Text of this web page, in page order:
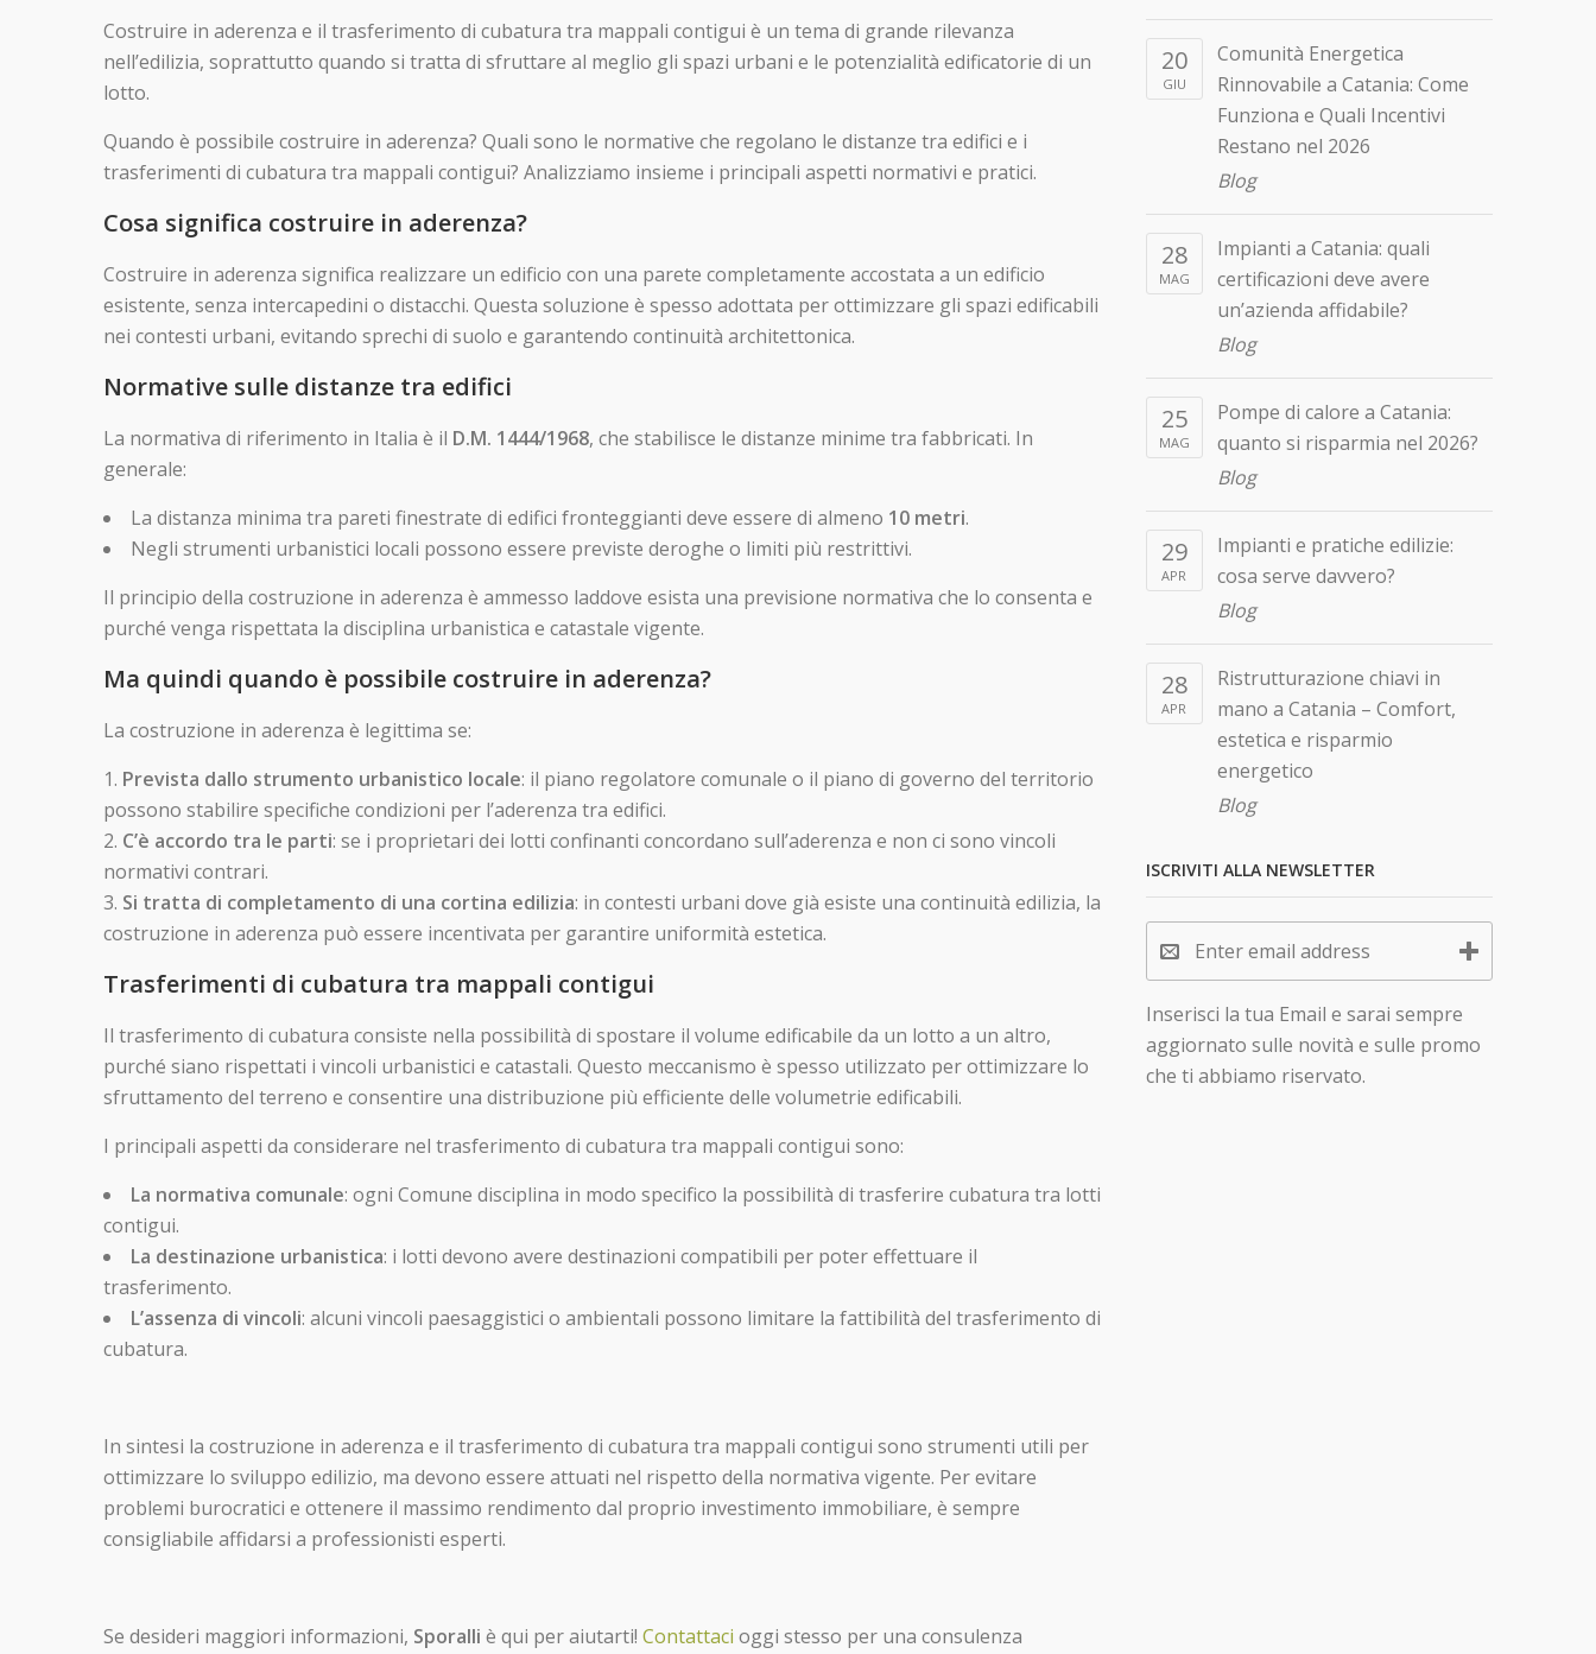
Costruire in aderenza e il trasferimento di cubatura tra mappali contigui è un tema di grande rilevanza
nell’edilizia, soprattutto quando si tratta di sfruttare al meglio gli spazi urbani e le potenzialità edificatorie di un
lotto.
Quando è possibile costruire in aderenza? Quali sono le normative che regolano le distanze tra edifici e i
trasferimenti di cubatura tra mappali contigui? Analizziamo insieme i principali aspetti normativi e pratici.
Cosa significa costruire in aderenza?
Costruire in aderenza significa realizzare un edificio con una parete completamente accostata a un edificio
esistente, senza intercapedini o distacchi. Questa soluzione è spesso adottata per ottimizzare gli spazi edificabili
nei contesti urbani, evitando sprechi di suolo e garantendo continuità architettonica.
Normative sulle distanze tra edifici
La normativa di riferimento in Italia è il D.M. 1444/1968, che stabilisce le distanze minime tra fabbricati. In
generale:
La distanza minima tra pareti finestrate di edifici fronteggianti deve essere di almeno 10 metri.
Negli strumenti urbanistici locali possono essere previste deroghe o limiti più restrittivi.
Il principio della costruzione in aderenza è ammesso laddove esista una previsione normativa che lo consenta e
purché venga rispettata la disciplina urbanistica e catastale vigente.
Ma quindi quando è possibile costruire in aderenza?
La costruzione in aderenza è legittima se:
Prevista dallo strumento urbanistico locale: il piano regolatore comunale o il piano di governo del territorio
possono stabilire specifiche condizioni per l’aderenza tra edifici.
C’è accordo tra le parti: se i proprietari dei lotti confinanti concordano sull’aderenza e non ci sono vincoli
normativi contrari.
Si tratta di completamento di una cortina edilizia: in contesti urbani dove già esiste una continuità edilizia, la
costruzione in aderenza può essere incentivata per garantire uniformità estetica.
Trasferimenti di cubatura tra mappali contigui
Il trasferimento di cubatura consiste nella possibilità di spostare il volume edificabile da un lotto a un altro,
purché siano rispettati i vincoli urbanistici e catastali. Questo meccanismo è spesso utilizzato per ottimizzare lo
sfruttamento del terreno e consentire una distribuzione più efficiente delle volumetrie edificabili.
I principali aspetti da considerare nel trasferimento di cubatura tra mappali contigui sono:
La normativa comunale: ogni Comune disciplina in modo specifico la possibilità di trasferire cubatura tra lotti
contigui.
La destinazione urbanistica: i lotti devono avere destinazioni compatibili per poter effettuare il
trasferimento.
L’assenza di vincoli: alcuni vincoli paesaggistici o ambientali possono limitare la fattibilità del trasferimento di
cubatura.
In sintesi la costruzione in aderenza e il trasferimento di cubatura tra mappali contigui sono strumenti utili per
ottimizzare lo sviluppo edilizio, ma devono essere attuati nel rispetto della normativa vigente. Per evitare
problemi burocratici e ottenere il massimo rendimento dal proprio investimento immobiliare, è sempre
consigliabile affidarsi a professionisti esperti.
Se desideri maggiori informazioni, Sporalli è qui per aiutarti! Contattaci oggi stesso per una consulenza
20
GIU
Comunità Energetica
Rinnovabile a Catania: Come
Funziona e Quali Incentivi
Restano nel 2026
Blog
28
MAG
Impianti a Catania: quali
certificazioni deve avere
un’azienda affidabile?
Blog
25
MAG
Pompe di calore a Catania:
quanto si risparmia nel 2026?
Blog
29
APR
Impianti e pratiche edilizie:
cosa serve davvero?
Blog
28
APR
Ristrutturazione chiavi in
mano a Catania – Comfort,
estetica e risparmio
energetico
Blog
ISCRIVITI ALLA NEWSLETTER
Inserisci la tua Email e sarai sempre
aggiornato sulle novità e sulle promo
che ti abbiamo riservato.